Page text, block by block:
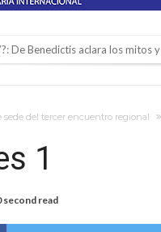
De Benedictis aclara los
de pavimentación con la
del tercer encuentro regional
1
second read